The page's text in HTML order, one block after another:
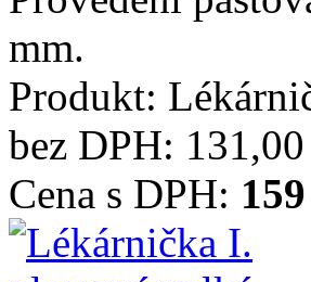
mm.
Produkt:
bez DPH:
Cena s DPH: